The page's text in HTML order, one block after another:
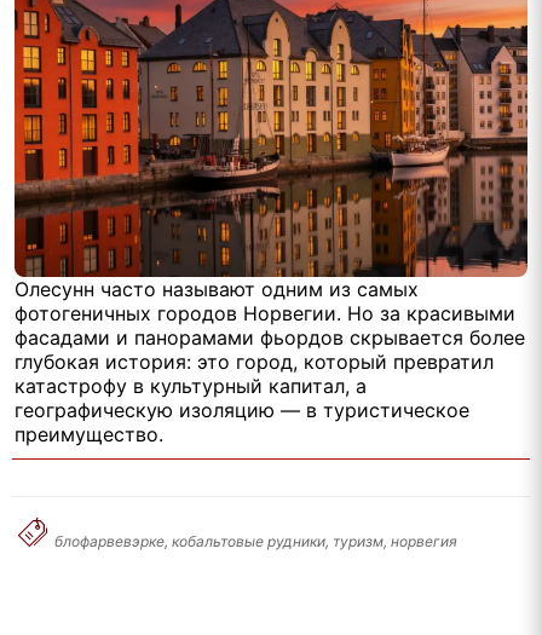
Олесунн часто называют одним из самых
фотогеничных городов Норвегии. Но за красивыми
фасадами и панорамами фьордов скрывается более
глубокая история: это город, который превратил
катастрофу в культурный капитал, а
географическую изоляцию — в туристическое
преимущество.
блофарвевэрке, кобальтовые рудники, туризм, норвегия